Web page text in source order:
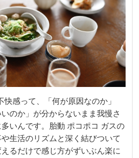
快感って、「何が原因なのか」
いのか」が分からないまま我慢さ
いんです。胎動 ポコポコ ガスの
生活のリズムと深く結びついて
るだけで感じ方がずいぶん楽に